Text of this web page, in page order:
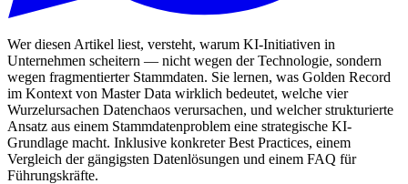
Wer diesen Artikel liest, versteht, warum KI-Initiativen in
Unternehmen scheitern — nicht wegen der Technologie, sondern
wegen fragmentierter Stammdaten. Sie lernen, was Golden Record
im Kontext von Master Data wirklich bedeutet, welche vier
Wurzelursachen Datenchaos verursachen, und welcher strukturierte
Ansatz aus einem Stammdatenproblem eine strategische KI-
Grundlage macht. Inklusive konkreter Best Practices, einem
Vergleich der gängigsten Datenlösungen und einem FAQ für
Führungskräfte.